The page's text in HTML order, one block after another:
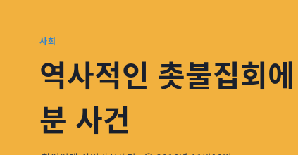
사회
역사적인 촛불집회
분 사건